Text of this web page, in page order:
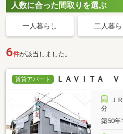
人数に合った間取りを選ぶ
一人暮らし 二人暮ら
6件が該当しました。
賃貸アパート ＬＡＶＩＴＡ Ｖ
Ｊ
分
築50年